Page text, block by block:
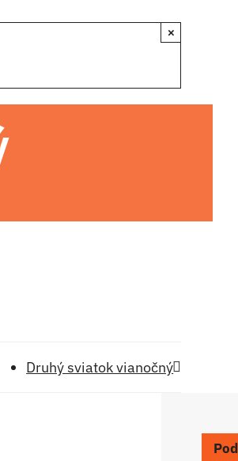
×
Druhý sviatok vianočný